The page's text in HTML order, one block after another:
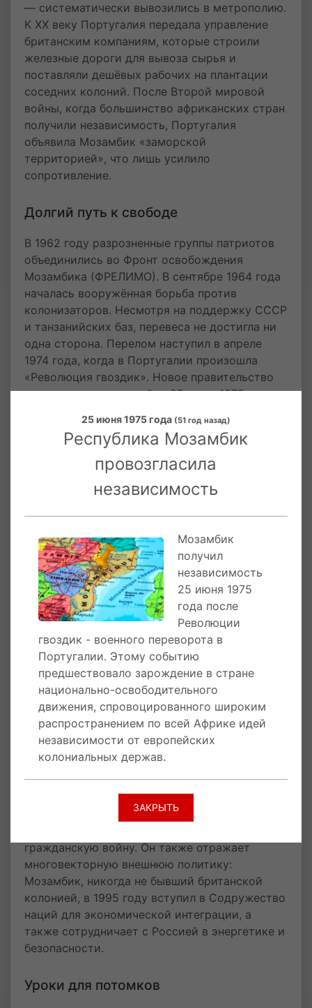
— систематически вывозились в метрополию.
К XX веку Португалия передала управление
британским компаниям, которые строили
железные дороги для вывоза сырья и
поставляли дешёвых рабочих на плантации
соседних колоний. После Второй мировой
войны, когда большинство африканских стран
получили независимость, Португалия
объявила Мозамбик «заморской
территорией», что лишь усилило
сопротивление.
Долгий путь к свободе
В 1962 году разрозненные группы патриотов
объединились во Фронт освобождения
Мозамбика (ФРЕЛИМО). В сентябре 1964 года
началась вооружённая борьба против
колонизаторов. Несмотря на поддержку СССР
и танзанийских баз, перевеса не достигла ни
одна сторона. Перелом наступил в апреле
1974 года, когда в Португалии произошла
«Революция гвоздик». Новое правительство
отказалось от колоний, и 25 июня 1975 года
независимость.
Независимость и её последствия
Победа обернулась новыми испытаниями.
социалистический путь: национализация
предприятий, запрет религии, однопартийная
система. Это спровоцировало гражданскую
войну с движением РЕНАМО, поддержанным
ЮАР и Родезией. Конфликт унёс около
миллиона жизней и превратил Мозамбик в
одну из беднейших стран мира. Лишь в 1992
году война завершилась миром, а в 1990 году
страна стала многопартийной республикой.
Современные смыслы праздника
Сегодня 25 июня — день единства и памяти.
Главные торжества проходят в столице
Мапуту: парады, концерты, возложение
цветов к монументу Самора Машела.
Праздник напоминает о цене свободы: тысячи
гражданскую войну. Он также отражает
многовекторную внешнюю политику:
Мозамбик, никогда не бывший британской
колонией, в 1995 году вступил в Содружество
наций для экономической интеграции, а
также сотрудничает с Россией в энергетике и
безопасности.
Уроки для потомков
25 июня 1975 года (51 год назад)
Республика Мозамбик
провозгласила
независимость
Мозамбик
получил
независимость
25 июня 1975
года после
Революции
гвоздик - военного переворота в
Португалии. Этому событию
предшествовало зарождение в стране
национально-освободительного
движения, спровоцированного широким
распространением по всей Африке идей
независимости от европейских
колониальных держав.
ЗАКРЫТЬ